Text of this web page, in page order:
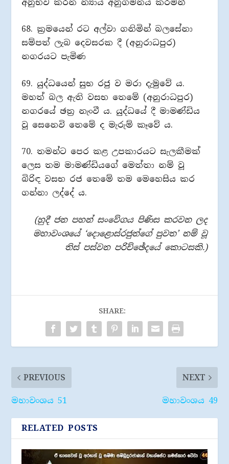
68. ක්‍රමයෙන් රට අල්වා ගනිමින් බලසේනා
සම්පත් ලැබ දෙවසරක දී (අනුරාධපුර)
නගරයට පැමිණ
69. යුද්ධයෙන් සුභ රජු ව මරා දැමුවේ ය.
මහත් බල ඇති වසභ තෙමේ (අනුරාධපුර)
නගරයේ ඡත්‍ර නැංවී ය. යුද්ධයේ දී මාමණ්ඩිය
වූ සෙනෙවි තෙමේ ද මැරුම් කෑවේ ය.
70. තමන්ට පෙර කළ උපකාරයට සැලකීමක්
ලෙස තම මාමණ්ඩියගේ මෙත්තා නම් වූ
බිරිඳ වසභ රජ තෙමේ තම මෙහෙසිය කර
ගන්නා ලද්දේ ය.
(හුදී ජන පහන් සංවේගය පිණිස කරවන ලද
මහාවංශයේ ‘දොළොස්රජුන්ගේ පුවත’ නම් වූ
තිස් පස්වන පරිච්ඡේදයේ කොටසකි.)
SHARE:
PREVIOUS
මහාවංශය 51
NEXT
මහාවංශය 49
RELATED POSTS